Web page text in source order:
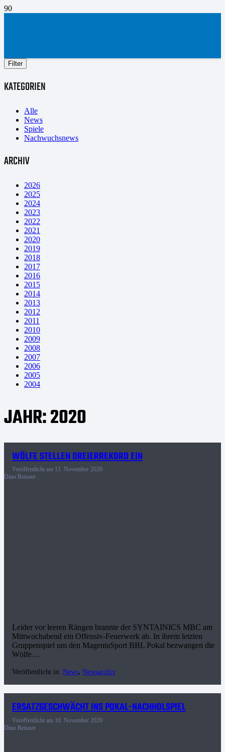
Filter
KATEGORIEN
Alle
News
Spiele
Nachwuchsnews
ARCHIV
2026
2025
2024
2023
2022
2021
2020
2019
2018
2017
2016
2015
2014
2013
2012
2011
2010
2009
2008
2007
2006
2005
2004
JAHR:2020
WÖLFE STELLEN DREIERREKORD EIN
Veröffentlicht am 11. November 2020
Dino Reisner
Leider vor leeren Rängen brannte der SYNTAINICS MBC am
Mittwochabend ein Offensiv-Feuerwerk ab. In ihrem letzten
Gruppenspiel um den MagentaSport BBL Pokal bezwangen die
Wölfe…
Veröffentlicht in: News, Newsarchiv
ERSATZGESCHWÄCHT INS POKAL-NACHHOLSPIEL
Veröffentlicht am 10. November 2020
Dino Reisner